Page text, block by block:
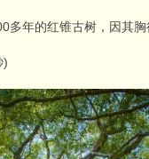
多年的红锥古树，因其
)